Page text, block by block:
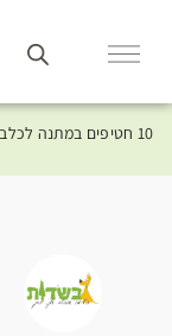
10 חטיפים במתנה